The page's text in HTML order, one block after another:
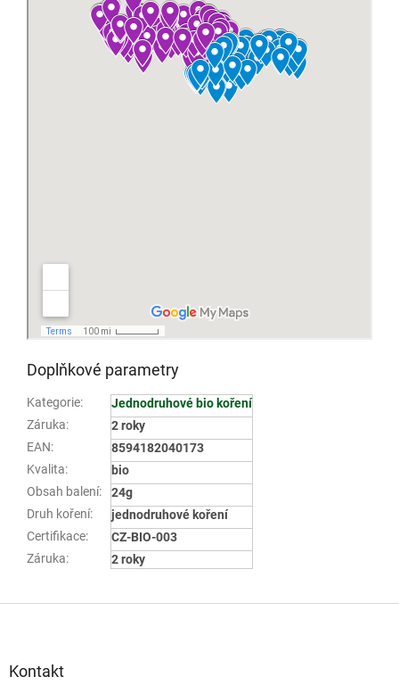
Doplňkové parametry
Kategorie:
Jednodruhové bio koření
Záruka:
2 roky
EAN:
8594182040173
Kvalita:
bio
Obsah balení:
24g
Druh koření:
jednodruhové koření
Certifikace:
CZ-BIO-003
Záruka: 2 roky
Kontakt